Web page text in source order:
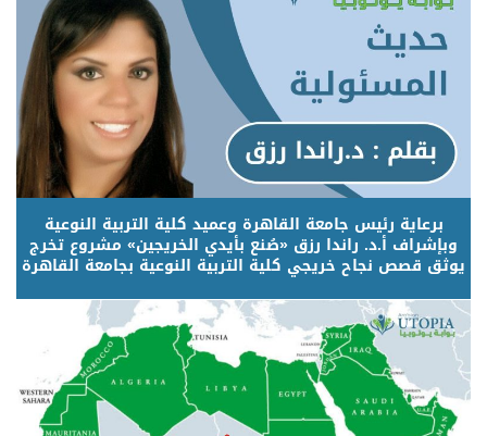
برعاية رئيس جامعة القاهرة وعميد كلية التربية النوعية
وبإشراف أ.د. راندا رزق «صُنع بأيدي الخريجين» مشروع تخرج
يوثق قصص نجاح خريجي كلية التربية النوعية بجامعة القاهرة